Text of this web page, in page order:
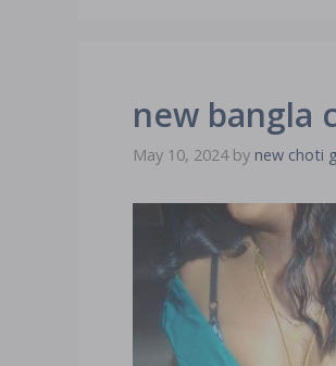
new bangla
May 10, 2024 by new choti